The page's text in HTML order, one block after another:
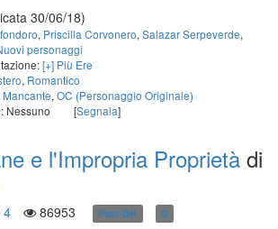
30/06/18)
, Priscilla Corvonero, Salazar Serpeverde,
personaggi
[+] Più Ere
, Romantico
, OC (Personaggio Originale)
Nessuno [Segnala]
e l'Impropria Proprietà di
4 86953 Post-DH G